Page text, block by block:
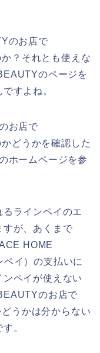
のお店で
？それとも使えな
のページを
すよね。
お店で
どうかを確認した
ホームページを参
ラインペイのエ
すが、あくまで
HOME
イ）の支払いに
ペイが使えない
のお店で
うかは分からない
。